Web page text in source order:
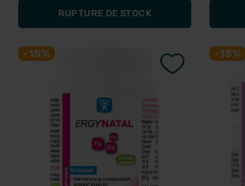
RUPTURE DE STOCK
-15% -15%